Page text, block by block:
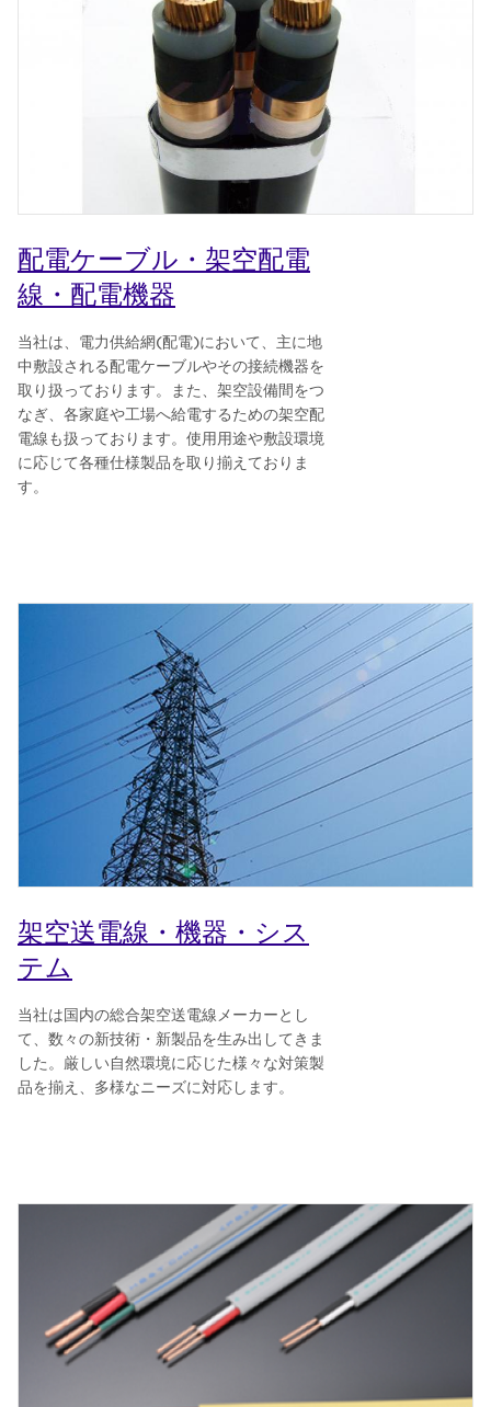
配電ケーブル・架空配電
線・配電機器
当社は、電力供給網(配電)において、主に地
中敷設される配電ケーブルやその接続機器を
取り扱っております。また、架空設備間をつ
なぎ、各家庭や工場へ給電するための架空配
電線も扱っております。使用用途や敷設環境
に応じて各種仕様製品を取り揃えておりま
す。
架空送電線・機器・シス
テム
当社は国内の総合架空送電線メーカーとし
て、数々の新技術・新製品を生み出してきま
した。厳しい自然環境に応じた様々な対策製
品を揃え、多様なニーズに対応します。